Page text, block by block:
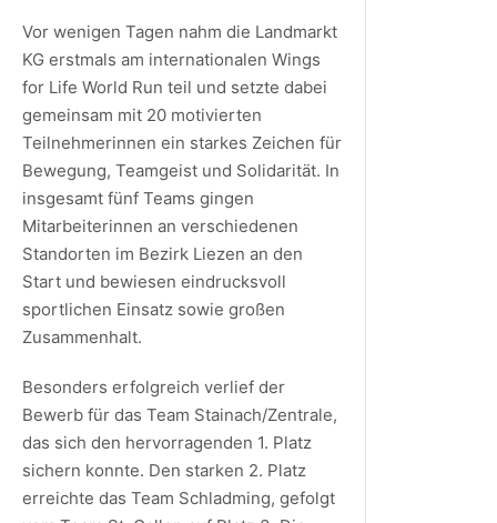
Vor wenigen Tagen nahm die Landmarkt
KG erstmals am internationalen Wings
for Life World Run teil und setzte dabei
gemeinsam mit 20 motivierten
Teilnehmerinnen ein starkes Zeichen für
Bewegung, Teamgeist und Solidarität. In
insgesamt fünf Teams gingen
Mitarbeiterinnen an verschiedenen
Standorten im Bezirk Liezen an den
Start und bewiesen eindrucksvoll
sportlichen Einsatz sowie großen
Zusammenhalt.
Besonders erfolgreich verlief der
Bewerb für das Team Stainach/Zentrale,
das sich den hervorragenden 1. Platz
sichern konnte. Den starken 2. Platz
erreichte das Team Schladming, gefolgt